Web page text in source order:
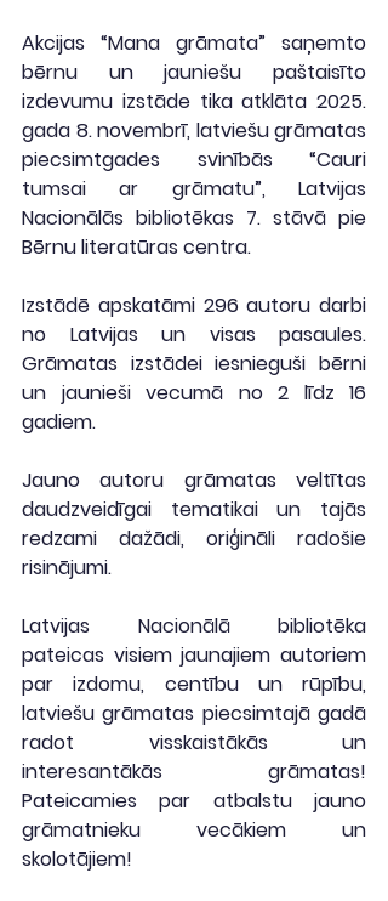
Akcijas “Mana grāmata” saņemto
bērnu un jauniešu paštaisīto
izdevumu izstāde tika atklāta 2025.
gada 8. novembrī, latviešu grāmatas
piecsimtgades svinībās “Cauri
tumsai ar grāmatu”, Latvijas
Nacionālās bibliotēkas 7. stāvā pie
Bērnu literatūras centra.
Izstādē apskatāmi 296 autoru darbi
no Latvijas un visas pasaules.
Grāmatas izstādei iesnieguši bērni
un jaunieši vecumā no 2 līdz 16
gadiem.
Jauno autoru grāmatas veltītas
daudzveidīgai tematikai un tajās
redzami dažādi, oriģināli radošie
risinājumi.
Latvijas Nacionālā bibliotēka
pateicas visiem jaunajiem autoriem
par izdomu, centību un rūpību,
latviešu grāmatas piecsimtajā gadā
radot visskaistākās un
interesantākās grāmatas!
Pateicamies par atbalstu jauno
grāmatnieku vecākiem un
skolotājiem!